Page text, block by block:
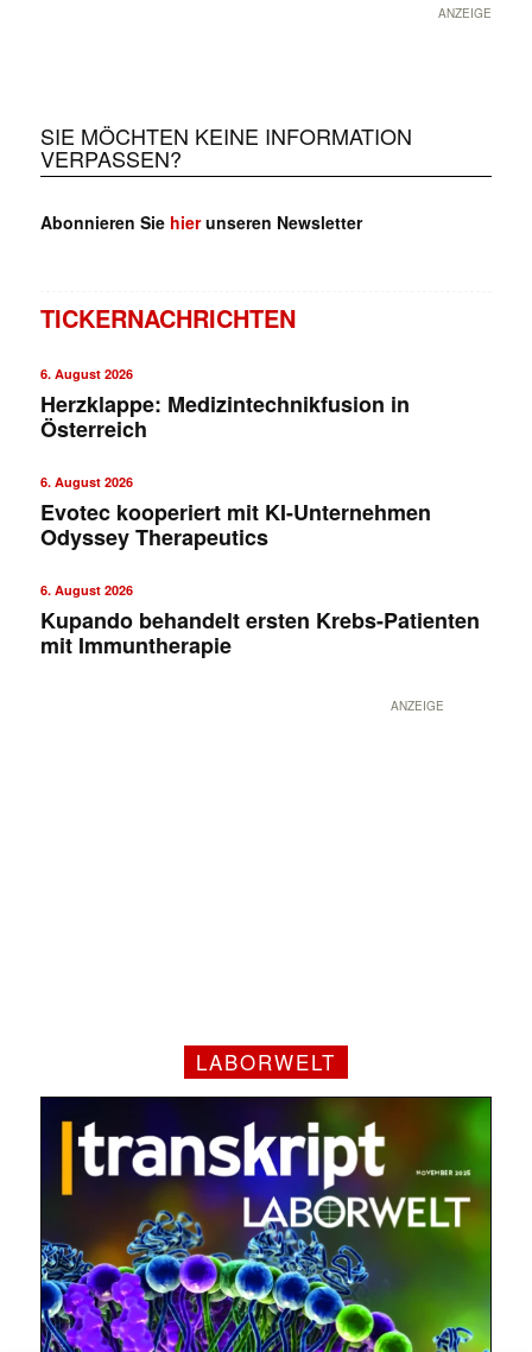
Mit dem |transkript-Newsletter
jede Woche aktuell informiert.
E-
Mail
(erforderlich)
ANZEIGE
SIE MÖCHTEN KEINE INFORMATION
VERPASSEN?
Abonnieren Sie hierunseren Newsletter
TICKERNACHRICHTEN
6. August 2026
Herzklappe: Medizintechnikfusion in
Österreich
6. August 2026
Evotec kooperiert mit KI-Unternehmen
Odyssey Therapeutics
6. August 2026
Kupando behandelt ersten Krebs-Patienten
mit Immuntherapie
ANZEIGE
LABORWELT